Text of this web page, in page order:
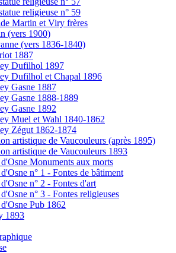
religieuse n° 59
Martin et Viry frères
(vers 1900)
(vers 1836-1840)
1887
Dufilhol 1897
Dufilhol et Chapal 1896
Gasne 1887
Gasne 1888-1889
Gasne 1892
Muel et Wahl 1840-1862
Zégut 1862-1874
artistique de Vaucouleurs (après 1895)
artistique de Vaucouleurs 1893
Monuments aux morts
n° 1 - Fontes de bâtiment
n° 2 - Fontes d'art
n° 3 - Fontes religieuses
Pub 1862
1893